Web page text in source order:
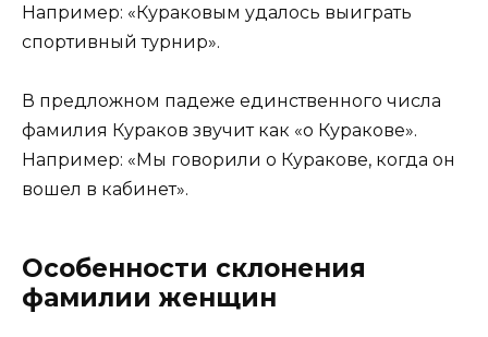
Например: «Кураковым удалось выиграть
спортивный турнир».
В предложном падеже единственного числа
фамилия Кураков звучит как «о Куракове».
Например: «Мы говорили о Куракове, когда он
вошел в кабинет».
Особенности склонения
фамилии женщин